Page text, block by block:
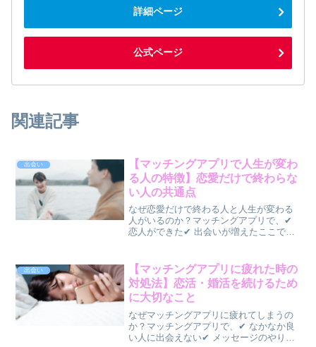
詳細ページ
公式ページ
関連記事
出会い
【マッチングアプリで人生が変わ
る人の特徴】恋愛だけで終わらな
い人の共通点
なぜ恋愛だけで終わる人と人生が変わる
人がいるのか？マッチングアプリで、✔
恋人ができた✔ 出会いが増えたここで終
そんな人もいます。この違いは、👉 出会
いの数ではあ...
出会い
【マッチングアプリに疲れた時の
対処法】恋活・婚活を続けるため
に大切なこと
なぜマッチングアプリに疲れてしまうの
か？マッチングアプリで、✔ なかなか良
い人に出会えない✔ メッセージのやり取